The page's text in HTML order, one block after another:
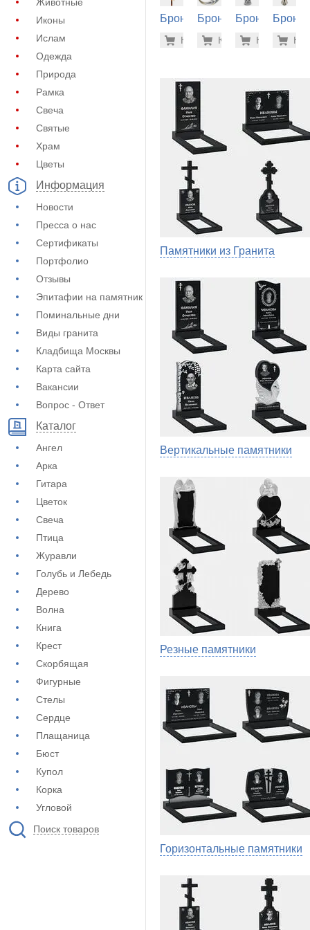
Иконы
Ислам
Одежда
Природа
Рамка
Свеча
Святые
Храм
Цветы
Информация
Новости
Пресса о нас
Сертификаты
Портфолио
Отзывы
Эпитафии на памятник
Поминальные дни
Виды гранита
Кладбища Москвы
Карта сайта
Вакансии
Вопрос - Ответ
Каталог
Ангел
Арка
Гитара
Цветок
Свеча
Птица
Журавли
Голубь и Лебедь
Дерево
Волна
Книга
Крест
Скорбящая
Фигурные
Стелы
Сердце
Плащаница
Бюст
Купол
Корка
Угловой
Поиск товаров
Бронза
памятник
-7% 25.100
Купить
Бронза
памятник
-7%
Купить
Бронза
памятник
-
Купить
Бронза
Памятники из Гранита
Вертикальные памятники
Резные памятники
Горизонтальные памятники